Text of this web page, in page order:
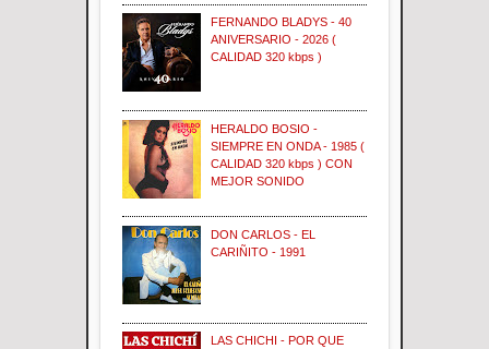
FERNANDO BLADYS - 40
ANIVERSARIO - 2026 (
CALIDAD 320 kbps )
HERALDO BOSIO -
SIEMPRE EN ONDA - 1985 (
CALIDAD 320 kbps ) CON
MEJOR SONIDO
DON CARLOS - EL
CARIÑITO - 1991
LAS CHICHI - POR QUE